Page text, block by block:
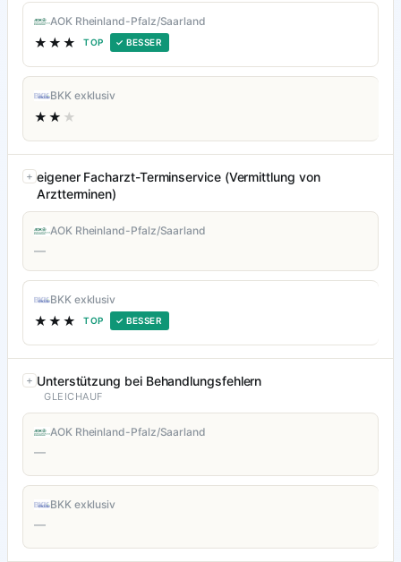
AOK Rheinland-Pfalz/Saarland
★★★ TOP ✓ BESSER
BKK exklusiv
★★ ★
eigener Facharzt-Terminservice (Vermittlung von
Arztterminen)
AOK Rheinland-Pfalz/Saarland
—
BKK exklusiv
★★★ TOP ✓ BESSER
Unterstützung bei Behandlungsfehlern
GLEICHAUF
AOK Rheinland-Pfalz/Saarland
—
BKK exklusiv
—